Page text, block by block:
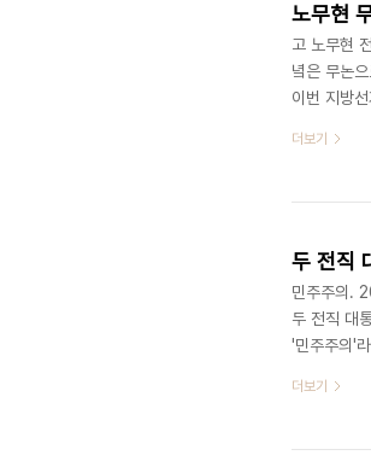
노무현
고 노무현
녘은 무논
이번 지방
무게가 더
강원도지사
더보기
두 전직
민주주의.
두 전직 대
'민주주의'
시절 고삐
로 몸을 던
더보기